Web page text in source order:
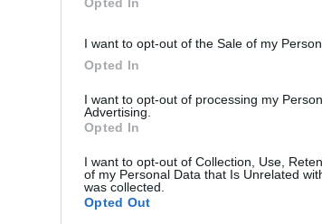
I want to opt-out of the Sale of my
Opted In
I want to opt-out of processing my
Advertising.
Opted In
I want to opt-out of Collection, Use,
of my Personal Data that Is Unrelated
was collected.
Opted Out